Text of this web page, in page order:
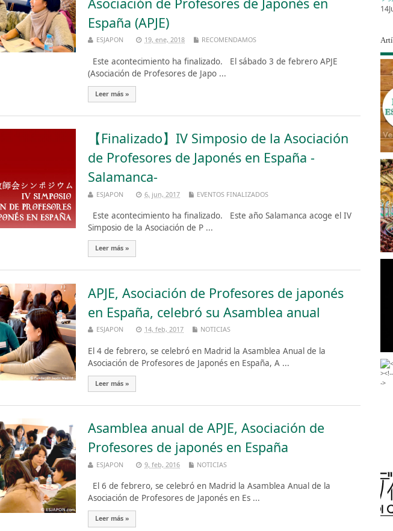
España (APJE)
ESJAPON 19, ene, 2018 RECOMENDAMOS
Este acontecimiento ha finalizado. El sábado 3 de febrero APJE
(Asociación de Profesores de Japo ...
Leer más »
【Finalizado】IV Simposio de la Asociación
de Profesores de Japonés en España -
Salamanca-
ESJAPON 6, jun, 2017 EVENTOS FINALIZADOS
Este acontecimiento ha finalizado. Este año Salamanca acoge el IV
Simposio de la Asociación de P ...
Leer más »
APJE, Asociación de Profesores de japonés
en España, celebró su Asamblea anual
ESJAPON 14, feb, 2017 NOTICIAS
El 4 de febrero, se celebró en Madrid la Asamblea Anual de la
Asociación de Profesores de Japonés en España, A ...
Leer más »
Asamblea anual de APJE, Asociación de
Profesores de japonés en España
ESJAPON 9, feb, 2016 NOTICIAS
El 6 de febrero, se celebró en Madrid la Asamblea Anual de la
Asociación de Profesores de Japonés en Es ...
Leer más »